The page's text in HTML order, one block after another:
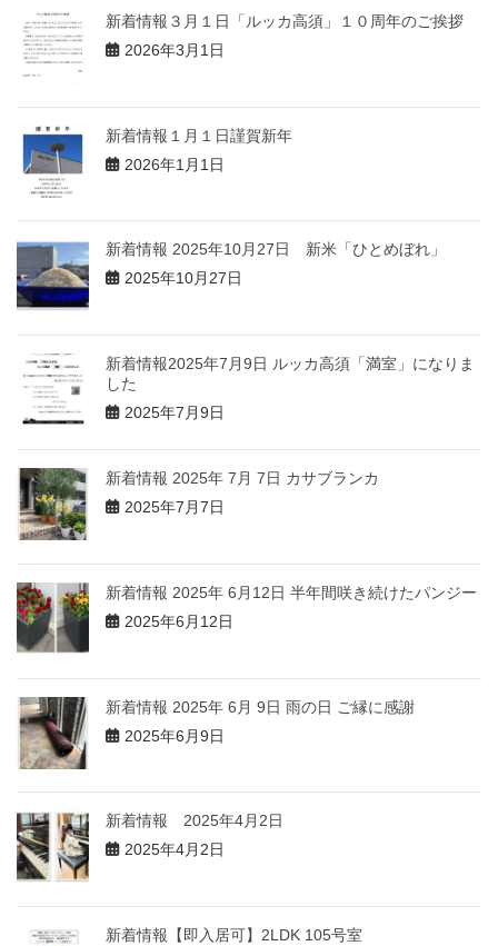
新着情報３月１日「ルッカ高須」１０周年のご挨拶
2026年3月1日
新着情報１月１日謹賀新年
2026年1月1日
新着情報 2025年10月27日 新米「ひとめぼれ」
2025年10月27日
新着情報2025年7月9日 ルッカ高須「満室」になりま
した
2025年7月9日
新着情報 2025年 7月 7日 カサブランカ
2025年7月7日
新着情報 2025年 6月12日 半年間咲き続けたパンジー
2025年6月12日
新着情報 2025年 6月 9日 雨の日 ご縁に感謝
2025年6月9日
新着情報 2025年4月2日
2025年4月2日
新着情報【即入居可】2LDK 105号室